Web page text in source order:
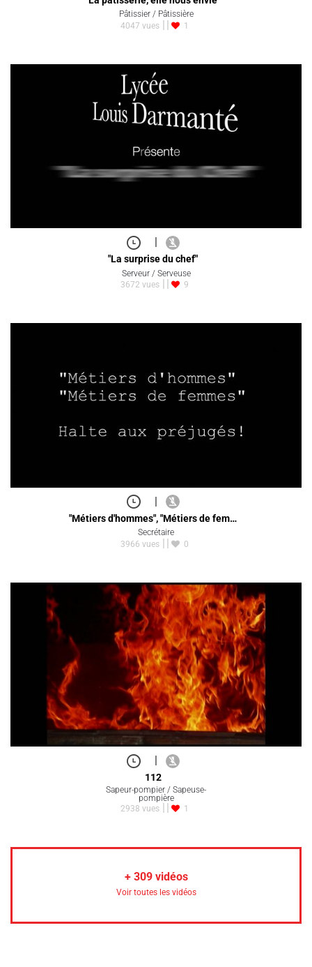
Pâtissier / Pâtissière
4047 vues
1
"La surprise du chef"
Serveur / Serveuse
3672 vues
9
|
"Métiers d'hommes", "Métiers de fem…
Secrétaire
3966 vues
0
112
Sapeur-pompier / Sapeuse-
pompière
2938 vues
1
+ 309vidéos
Voir toutes les vidéos